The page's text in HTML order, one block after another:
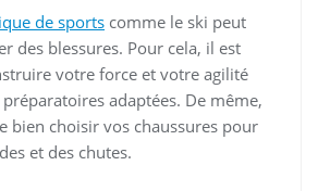
de sports comme le ski peut
des blessures. Pour cela, il est
votre force et votre agilité
préparatoires adaptées. De même,
bien choisir vos chaussures pour
et des chutes.